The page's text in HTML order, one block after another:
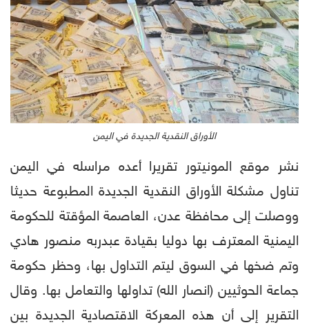
الأوراق النقدية الجديدة في اليمن
نشر موقع المونيتور تقريرا أعده مراسله في اليمن
تناول مشكلة الأوراق النقدية الجديدة المطبوعة حديثا
ووصلت إلى محافظة عدن، العاصمة المؤقتة للحكومة
اليمنية المعترف بها دوليا بقيادة عبدربه منصور هادي
وتم ضخها في السوق ليتم التداول بها، وحظر حكومة
جماعة الحوثيين (انصار الله) تداولها والتعامل بها. وقال
التقرير إلى أن هذه المعركة الاقتصادية الجديدة بين